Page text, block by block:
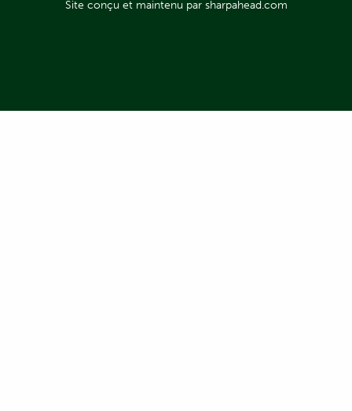
Site conçu et maintenu par sharpahead.com